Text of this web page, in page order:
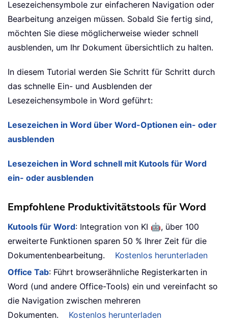
Lesezeichensymbole zur einfacheren Navigation oder
Bearbeitung anzeigen müssen. Sobald Sie fertig sind,
möchten Sie diese möglicherweise wieder schnell
ausblenden, um Ihr Dokument übersichtlich zu halten.
In diesem Tutorial werden Sie Schritt für Schritt durch
das schnelle Ein- und Ausblenden der
Lesezeichensymbole in Word geführt:
Lesezeichen in Word über Word-Optionen ein- oder
ausblenden
Lesezeichen in Word schnell mit Kutools für Word
ein- oder ausblenden
Empfohlene Produktivitätstools für Word
Kutools für Word: Integration von KI 🤖, über 100
erweiterte Funktionen sparen 50 % Ihrer Zeit für die
Dokumentenbearbeitung.
Kostenlos herunterladen
Office Tab: Führt browserähnliche Registerkarten in
Word (und andere Office-Tools) ein und vereinfacht so
die Navigation zwischen mehreren
Dokumenten.
Kostenlos herunterladen